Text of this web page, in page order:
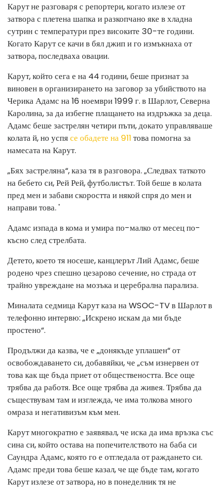
Карут не разговаря с репортери, когато излезе от
затвора с плетена шапка и разкопчано яке в хладна
сутрин с температури през високите 30-те години.
Когато Карут се качи в бял джип и го измъкнаха от
затвора, последваха овации.
Карут, който сега е на 44 години, беше признат за
виновен в организирането на заговор за убийството на
Черика Адамс на 16 ноември 1999 г. в Шарлот, Северна
Каролина, за да избегне плащането на издръжка за деца.
Адамс беше застрелян четири пъти, докато управляваше
колата й, но успясе обадете на 911 това помогна за
намесата на Карут.
„Бях застреляна“, каза тя в разговора. „Следвах таткото
на бебето си, Рей Рей, футболистът. Той беше в колата
пред мен и забави скоростта и някой спря до мен и
направи това. '
Адамс изпада в кома и умира по-малко от месец по-
късно след стрелбата.
Детето, което тя носеше, канцлерът Лий Адамс, беше
родено чрез спешно цезарово сечение, но страда от
трайно увреждане на мозъка и церебрална парализа.
Миналата седмица Карут каза на WSOC-TV в Шарлот в
телефонно интервю: „Искрено искам да ми бъде
простено“.
Продължи да казва, че е „донякъде уплашен“ от
освобождаването си, добавяйки, че „съм изнервен от
това как ще бъда приет от обществеността. Все още
трябва да работя. Все още трябва да живея. Трябва да
съществувам там и изглежда, че има толкова много
омраза и негативизъм към мен.
Карут многократно е заявявал, че иска да има връзка със
сина си, който остава на попечителството на баба си
Саундра Адамс, която го е отгледала от раждането си.
Адамс преди това беше казал, че ще бъде там, когато
Карут излезе от затвора, но в понеделник тя не